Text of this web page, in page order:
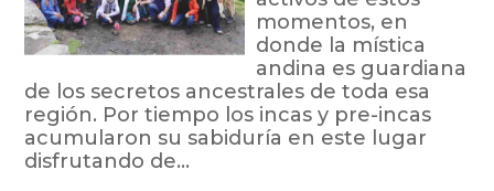
momentos, en
donde la mística
andina es guardiana
de los secretos ancestrales de toda esa
región. Por tiempo los incas y pre-incas
acumularon su sabiduría en este lugar
disfrutando de...